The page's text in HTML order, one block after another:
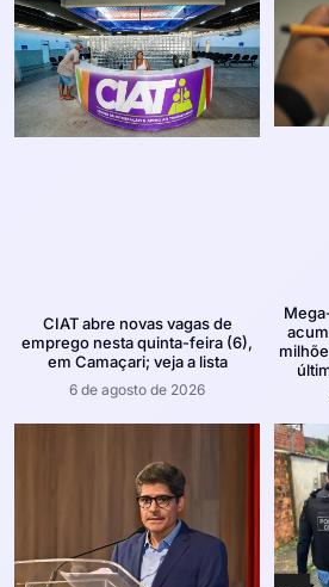
CIAT abre novas vagas de
emprego nesta quinta-feira (6),
em Camaçari; veja a lista
6 de agosto de 2026